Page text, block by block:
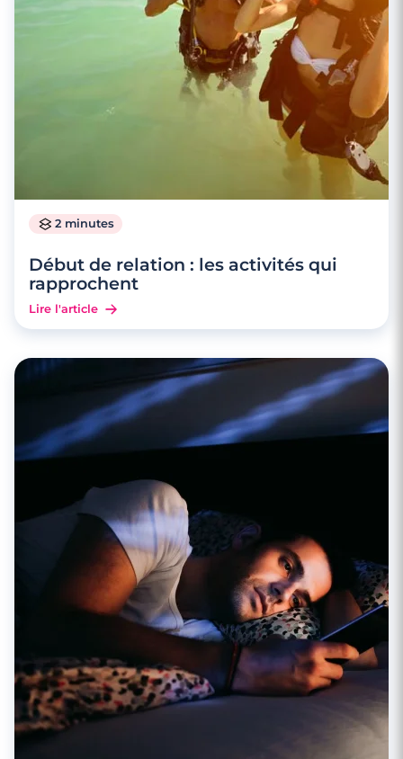
2 minutes
Début de relation : les activités qui
rapprochent
Lire l'article